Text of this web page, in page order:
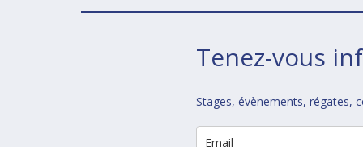
Tenez-vous
Stages, évènements, régates,